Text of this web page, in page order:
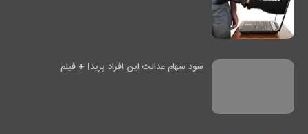
سود سهام عدالت این افراد پرید! + فیلم